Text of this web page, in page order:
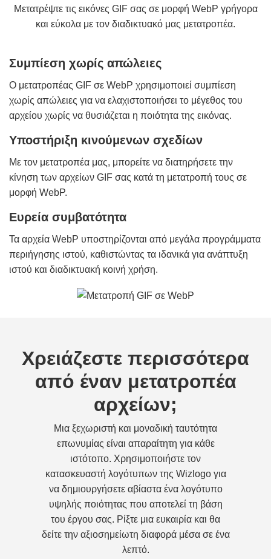
Μετατρέψτε τις εικόνες GIF σας σε μορφή WebP γρήγορα
και εύκολα με τον διαδικτυακό μας μετατροπέα.
Συμπίεση χωρίς απώλειες
Ο μετατροπέας GIF σε WebP χρησιμοποιεί συμπίεση
χωρίς απώλειες για να ελαχιστοποιήσει το μέγεθος του
αρχείου χωρίς να θυσιάζεται η ποιότητα της εικόνας.
Υποστήριξη κινούμενων σχεδίων
Με τον μετατροπέα μας, μπορείτε να διατηρήσετε την
κίνηση των αρχείων GIF σας κατά τη μετατροπή τους σε
μορφή WebP.
Ευρεία συμβατότητα
Τα αρχεία WebP υποστηρίζονται από μεγάλα προγράμματα
περιήγησης ιστού, καθιστώντας τα ιδανικά για ανάπτυξη
ιστού και διαδικτυακή κοινή χρήση.
Χρειάζεστε περισσότερα
από έναν μετατροπέα
αρχείων;
Μια ξεχωριστή και μοναδική ταυτότητα
επωνυμίας είναι απαραίτητη για κάθε
ιστότοπο. Χρησιμοποιήστε τον
κατασκευαστή λογότυπων της Wizlogo για
να δημιουργήσετε αβίαστα ένα λογότυπο
υψηλής ποιότητας που αποτελεί τη βάση
του έργου σας. Ρίξτε μια ευκαιρία και θα
δείτε την αξιοσημείωτη διαφορά μέσα σε ένα
λεπτό.